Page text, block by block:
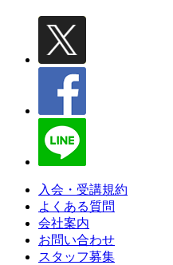
入会・受講規約
よくある質問
会社案内
お問い合わせ
スタッフ募集